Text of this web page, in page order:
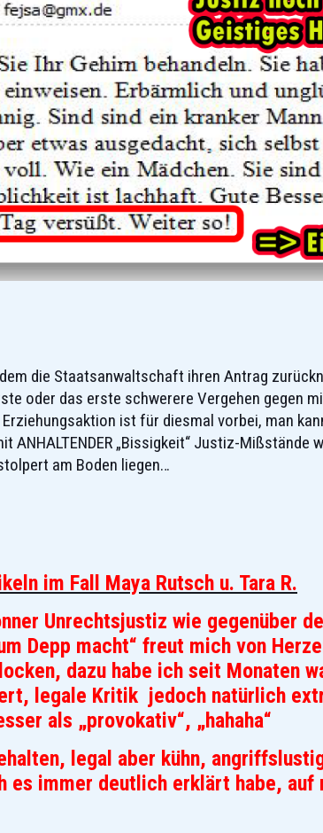
die Staatsanwaltschaft ihren Antrag
oder das erste schwerere Vergehen gegen
ist für diesmal vorbei, man
ANHALTENDER „Bissigkeit“ Justiz-
am Boden liegen…
im Fall Maya Rutsch u. Tara R.
Unrechtsjustiz wie gegenüber
Depp macht“ freut mich von
dazu habe ich seit Monaten
legale Kritik jedoch natürlich
als „provokativ“, „hahaha“
legal aber kühn,
es immer deutlich erklärt habe, auf